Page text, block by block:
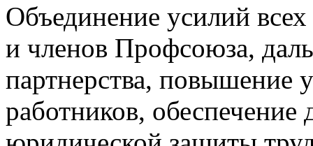
Объединение усилий
и членов Профсоюза,
партнерства, повышение
работников,